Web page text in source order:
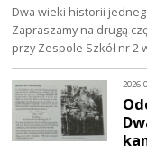
Dwa wieki historii
Zapraszamy na drugą
przy Zespole Szkół nr 2
2026-